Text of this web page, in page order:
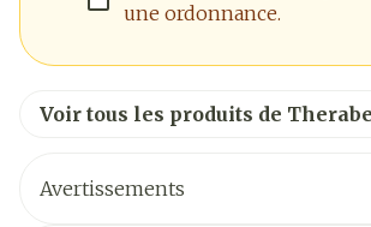
une ordonnance.
Voir tous les produits de
Avertissements